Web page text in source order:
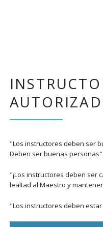
"Los instructores deben ser
Deben ser buenas personas".
"¡Los instructores deben ser
lealtad al Maestro y
"Los instructores deben